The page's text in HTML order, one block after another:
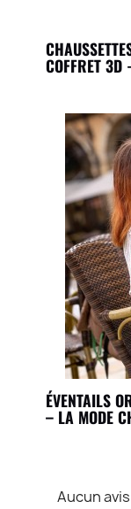
COFFRET 3D
ÉVENTAILS
– LA MODE
Aucun